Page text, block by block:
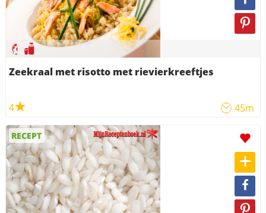
Zeekraal met risotto met rievierkreeftjes
4 45m
RECEPT